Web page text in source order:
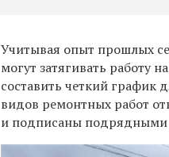
Учитывая опыт прошлых
могут затягивать работу
составить четкий график
видов ремонтных работ
и подписаны подрядными